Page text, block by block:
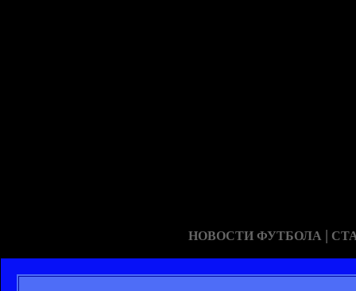
НОВОСТИ ФУТБОЛА |